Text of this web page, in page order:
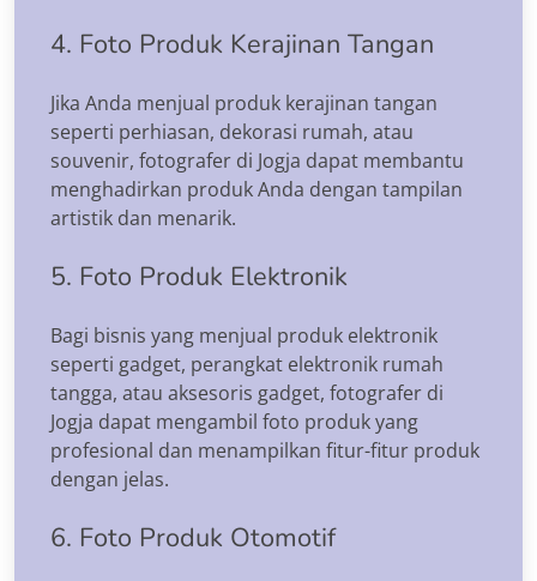
4. Foto Produk Kerajinan Tangan
Jika Anda menjual produk kerajinan tangan
seperti perhiasan, dekorasi rumah, atau
souvenir, fotografer di Jogja dapat membantu
menghadirkan produk Anda dengan tampilan
artistik dan menarik.
5. Foto Produk Elektronik
Bagi bisnis yang menjual produk elektronik
seperti gadget, perangkat elektronik rumah
tangga, atau aksesoris gadget, fotografer di
Jogja dapat mengambil foto produk yang
profesional dan menampilkan fitur-fitur produk
dengan jelas.
6. Foto Produk Otomotif